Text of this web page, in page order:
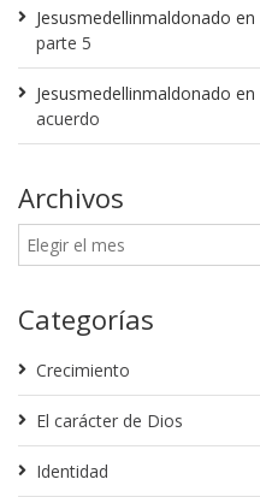
Jesusmedellinmaldonado en
parte 5
Jesusmedellinmaldonado en
acuerdo
Archivos
Categorías
Crecimiento
El carácter de Dios
Identidad